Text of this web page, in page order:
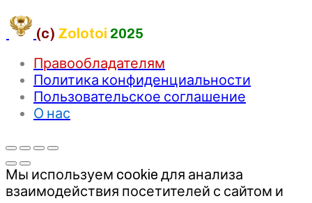
(c) Zolotoi 2025
Правообладателям
Политика конфиденциальности
Пользовательское соглашение
О нас
Мы используем cookie для анализа
взаимодействия посетителей с сайтом и